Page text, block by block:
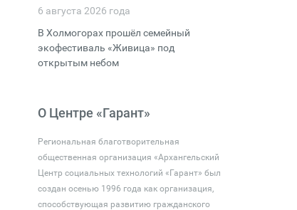
6 августа 2026 года
В Холмогорах прошёл семейный
экофестиваль «Живица» под
открытым небом
О Центре «Гарант»
Региональная благотворительная
общественная организация «Архангельский
Центр социальных технологий «Гарант» был
создан осенью 1996 года как организация,
способствующая развитию гражданского